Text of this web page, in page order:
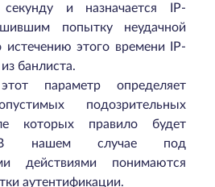
и назначается IP-
попытку неудачной
истечению этого времени IP-
банлиста.
параметр определяет
подозрительных
которых правило будет
В нашем случае под
действиями понимаются
аутентификации.